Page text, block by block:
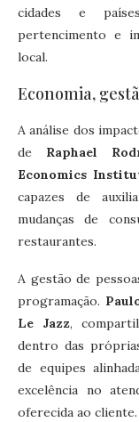
cidades e
pertencimento e
local.
Economia,
A análise dos
de Raphael
Economics
capazes de
mudanças de
restaurantes.
A gestão de
programação.
Le Jazz,
dentro das
de equipes
excelência no
oferecida ao cliente.